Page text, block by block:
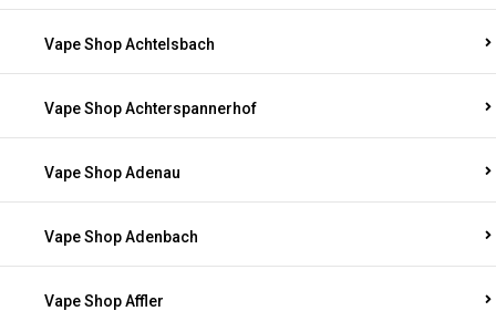
Vape Shop Achtelsbach
Vape Shop Achterspannerhof
Vape Shop Adenau
Vape Shop Adenbach
Vape Shop Affler